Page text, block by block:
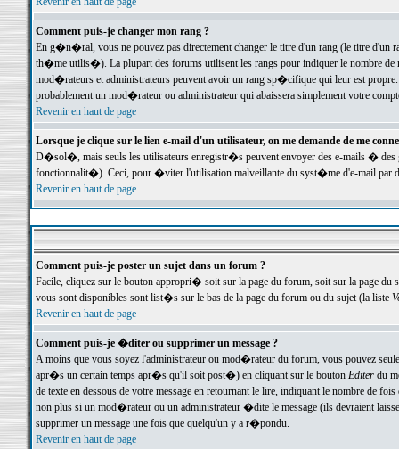
Comment puis-je changer mon rang ?
En g�n�ral, vous ne pouvez pas directement changer le titre d'un rang (le titre d'un
th�me utilis�). La plupart des forums utilisent les rangs pour indiquer le nombre de
mod�rateurs et administrateurs peuvent avoir un rang sp�cifique qui leur est
probablement un mod�rateur ou administrateur qui abaissera simplement votre
Revenir en haut de page
Lorsque je clique sur le lien e-mail d'un utilisateur, on me demande de me
D�sol�, mais seuls les utilisateurs enregistr�s peuvent envoyer des e-mails �
fonctionnalit�). Ceci, pour �viter l'utilisation malveillante du syst�me d'e-mail par
Revenir en haut de page
Comment puis-je poster un sujet dans un forum ?
Facile, cliquez sur le bouton appropri� soit sur la page du forum, soit sur la page du
vous sont disponibles sont list�s sur le bas de la page du forum ou du sujet (la liste
Revenir en haut de page
Comment puis-je �diter ou supprimer un message ?
A moins que vous soyez l'administrateur ou mod�rateur du forum, vous pouvez
apr�s un certain temps apr�s qu'il soit post�) en cliquant sur le bouton Editerdu
de texte en dessous de votre message en retournant le lire, indiquant le nombre
non plus si un mod�rateur ou un administrateur �dite le message (ils devraient
supprimer un message une fois que quelqu'un y a r�pondu.
Revenir en haut de page